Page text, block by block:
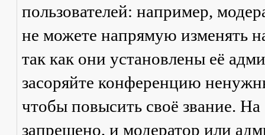
пользователей: например,
не можете напрямую изменять
так как они установлены её
засоряйте конференцию
чтобы повысить своё звание.
запрещено, и модератор или